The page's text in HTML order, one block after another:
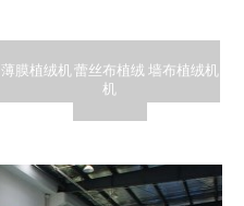
薄膜植绒机蕾丝布植绒
机
墙布植绒机